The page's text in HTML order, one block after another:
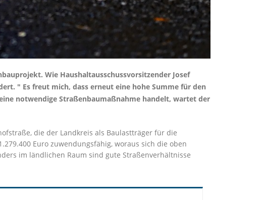
Wie Haushaltausschussvorsitzender Josef
" Es freut mich, dass erneut eine hohe Summe für den
notwendige Straßenbaumaßnahme handelt, wartet der
die der Landkreis als Baulastträger für die
Euro zuwendungsfähig, woraus sich die oben
im ländlichen Raum sind gute Straßenverhältnisse